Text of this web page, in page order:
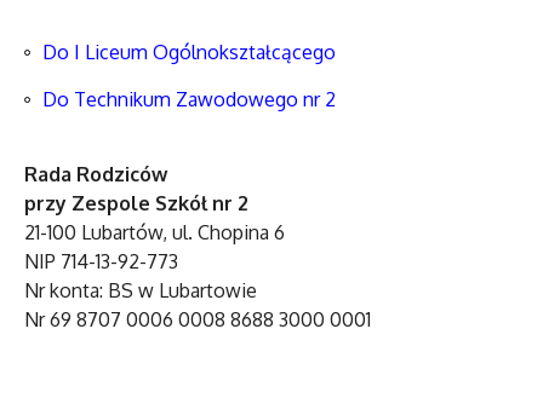
Do I Liceum Ogólnokształcącego
Do Technikum Zawodowego nr 2
Rada Rodziców
przy Zespole Szkół nr 2
21-100 Lubartów, ul. Chopina 6
NIP 714-13-92-773
Nr konta: BS w Lubartowie
Nr 69 8707 0006 0008 8688 3000 0001